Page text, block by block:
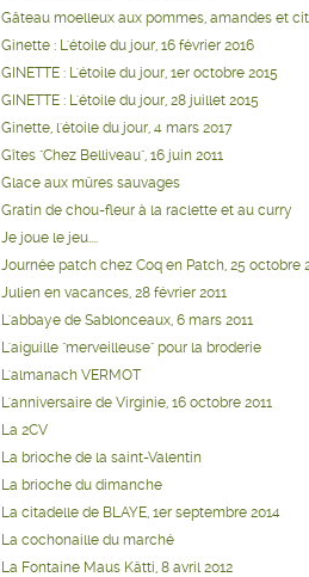
Gâteau moelleux aux pommes, amandes et
Ginette : L'étoile du jour, 16 février 2016
GINETTE : L'étoile du jour, 1er octobre 2015
GINETTE : L'étoile du jour, 28 juillet 2015
Ginette, l'étoile du jour, 4 mars 2017
Gîtes "Chez Belliveau", 16 juin 2011
Glace aux mûres sauvages
Gratin de chou-fleur à la raclette et au curry
Je joue le jeu....
Journée patch chez Coq en Patch, 25 octobre
Julien en vacances, 28 février 2011
L'abbaye de Sablonceaux, 6 mars 2011
L'aiguille "merveilleuse" pour la broderie
L'almanach VERMOT
L'anniversaire de Virginie, 16 octobre 2011
La 2CV
La brioche de la saint-Valentin
La brioche du dimanche
La citadelle de BLAYE, 1er septembre 2014
La cochonaille du marché
La Fontaine Maus Kätti, 8 avril 2012